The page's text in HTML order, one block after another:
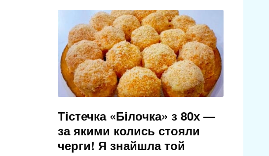
Тістечка «Білочка» з 80х —
за якими колись стояли
черги! Я знайшла той